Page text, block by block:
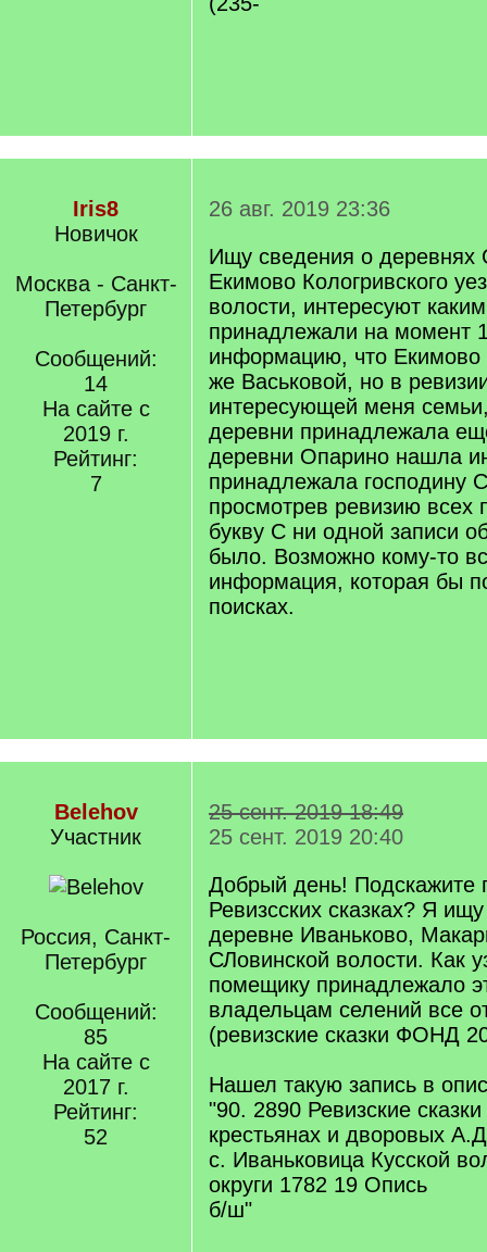
Iris8
Новичок
Москва - Санкт-
Петербург
Сообщений:
14
На сайте с
2019 г.
Рейтинг:
7
26 авг. 2019 23:36
Ищу сведения о деревнях
Екимово Кологривского
волости, интересуют
принадлежали на момент
информацию, что Екимово
же Васьковой, но в
интересующей меня
деревни принадлежала
деревни Опарино нашла
принадлежала господину
просмотрев ревизию всех
букву С ни одной записи
было. Возможно кому-то
информация, которая бы
поисках.
Belehov
Участник
Россия, Санкт-
Петербург
Сообщений:
85
На сайте с
2017 г.
Рейтинг:
52
25 сент. 2019 18:49
25 сент. 2019 20:40
Добрый день! Подскажите
Ревизсских сказках? Я
деревне Иваньково,
СЛовинской волости. Как
помещику принадлежало
владельцам селений все
(ревизские сказки ФОНД
Нашел такую запись в
"90. 2890 Ревизские
крестьянах и дворовых
с. Иваньковица Кусской
округи 1782 19 Опись
б/ш"